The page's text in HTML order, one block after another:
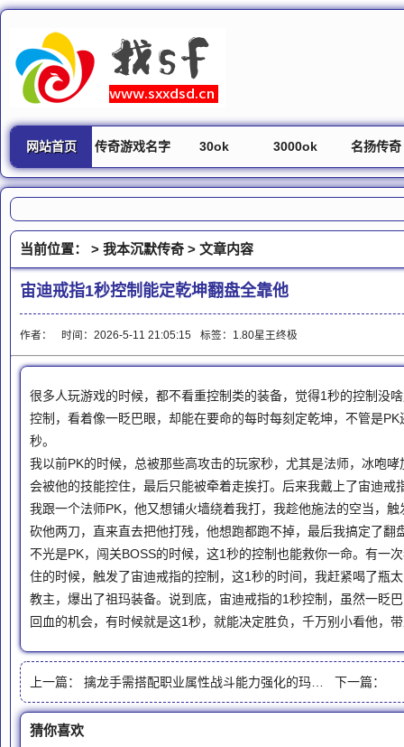
网站首页 传奇游戏名字 30ok 3000ok 名扬传奇
当前位置： > 我本沉默传奇 > 文章内容
宙迪戒指1秒控制能定乾坤翻盘全靠他
作者： 时间：2026-5-11 21:05:15 标签： 1.80星王终极
很多人玩游戏的时候，都不看重控制类的装备，觉得1秒的控制没
控制，看着像一眨巴眼，却能在要命的每时每刻定乾坤，不管是
秒。
我以前PK的时候，总被那些高攻击的玩家秒，尤其是法师，冰咆
会被他的技能控住，最后只能被牵着走挨打。后来我戴上了宙迪
我跟一个法师PK，他又想铺火墙绕着我打，我趁他施法的空当，
砍他两刀，直来直去把他打残，他想跑都跑不掉，最后我搞定了翻
不光是PK，闯关BOSS的时候，这1秒的控制也能救你一命。有一
住的时候，触发了宙迪戒指的控制，这1秒的时间，我赶紧喝了瓶
教主，爆出了祖玛装备。说到底，宙迪戒指的1秒控制，虽然一眨
回血的机会，有时候就是这1秒，就能决定胜负，千万别小看他，
上一篇： 擒龙手需搭配职业属性战斗能力强化的玛法战士技能故事 下一篇：
猜你喜欢